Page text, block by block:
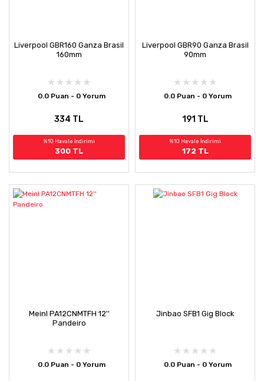
Liverpool GBR160 Ganza Brasil
160mm
0.0 Puan - 0 Yorum
334 TL
%10 Havale İndirimi
300 TL
Liverpool GBR90 Ganza Brasil
90mm
0.0 Puan - 0 Yorum
191 TL
%10 Havale İndirimi
172 TL
Meinl PA12CNMTFH 12''
Pandeiro
0.0 Puan - 0 Yorum
Jinbao SFB1 Gig Block
0.0 Puan - 0 Yorum